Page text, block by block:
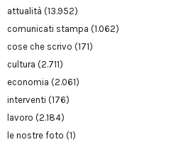
attualità (13.952)
comunicati stampa (1.062)
cose che scrivo (171)
cultura (2.711)
economia (2.061)
interventi (176)
lavoro (2.184)
le nostre foto (1)